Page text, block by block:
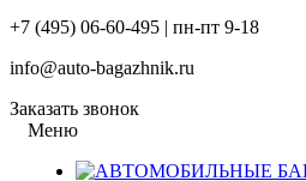
+7 (495) 06-60-495 | пн-пт 9-18
info@auto-bagazhnik.ru
Заказать звонок
Меню